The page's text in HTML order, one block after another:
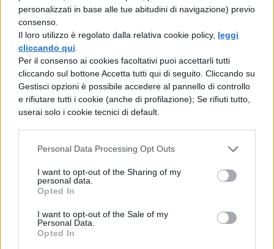
personalizzati in base alle tue abitudini di navigazione) previo
consenso.
Il loro utilizzo è regolato dalla relativa cookie policy, leggi
cliccando qui
Per il consenso ai cookies facoltativi puoi accettarli tutti
cliccando sul bottone Accetta tutti qui di seguito. Cliccando su
Gestisci opzioni è possibile accedere al pannello di controllo
e rifiutare tutti i cookie (anche di profilazione); Se rifiuti tutto,
userai solo i cookie tecnici di default.
Personal Data Processing Opt Outs
I want to opt-out of the Sharing of my
personal data.
Opted In
I want to opt-out of the Sale of my
Personal Data.
Opted In
morte il popolo non venne consultato né,
tanto meno, il senato aprì un'inchiesta.
Dai nostri padri abbiamo saputo quanto
dolore abbia provocato in questa città la
tragica scomparsa dell'Africano, ucciso in
piena notte mentre dormiva tranquillo nel
suo letto! Chi dinanzi a un simile atto di
violenza non pianse, chi non fu fortemente
colpito vedendo che non si era atteso che
morisse per cause naturali quell'uomo che
tutti, se fosse stato possibile,